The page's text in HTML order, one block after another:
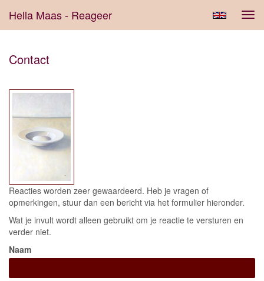
Hella Maas - Reageer
Contact
Reacties worden zeer gewaardeerd. Heb je vragen of
opmerkingen, stuur dan een bericht via het formulier hieronder.
Wat je invult wordt alleen gebruikt om je reactie te versturen en
verder niet.
Naam